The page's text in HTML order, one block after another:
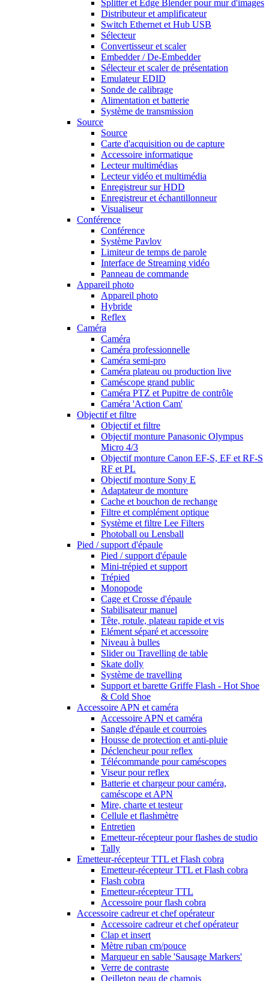
Splitter et Edge Blender pour mur d'images
Distributeur et amplificateur
Switch Ethernet et Hub USB
Sélecteur
Convertisseur et scaler
Embedder / De-Embedder
Sélecteur et scaler de présentation
Emulateur EDID
Sonde de calibrage
Alimentation et batterie
Système de transmission
Source
Source
Carte d'acquisition ou de capture
Accessoire informatique
Lecteur multimédias
Lecteur vidéo et multimédia
Enregistreur sur HDD
Enregistreur et échantillonneur
Visualiseur
Conférence
Conférence
Système Pavlov
Limiteur de temps de parole
Interface de Streaming vidéo
Panneau de commande
Appareil photo
Appareil photo
Hybride
Reflex
Caméra
Caméra
Caméra professionnelle
Caméra semi-pro
Caméra plateau ou production live
Caméscope grand public
Caméra PTZ et Pupitre de contrôle
Caméra 'Action Cam'
Objectif et filtre
Objectif et filtre
Objectif monture Panasonic Olympus
Micro 4/3
Objectif monture Canon EF-S, EF et RF-S
RF et PL
Objectif monture Sony E
Adaptateur de monture
Cache et bouchon de rechange
Filtre et complément optique
Système et filtre Lee Filters
Photoball ou Lensball
Pied / support d'épaule
Pied / support d'épaule
Mini-trépied et support
Trépied
Monopode
Cage et Crosse d'épaule
Stabilisateur manuel
Tête, rotule, plateau rapide et vis
Elément séparé et accessoire
Niveau à bulles
Slider ou Travelling de table
Skate dolly
Système de travelling
Support et barette Griffe Flash - Hot Shoe
& Cold Shoe
Accessoire APN et caméra
Accessoire APN et caméra
Sangle d'épaule et courroies
Housse de protection et anti-pluie
Déclencheur pour reflex
Télécommande pour caméscopes
Viseur pour reflex
Batterie et chargeur pour caméra,
caméscope et APN
Mire, charte et testeur
Cellule et flashmètre
Entretien
Emetteur-récepteur pour flashes de studio
Tally
Emetteur-récepteur TTL et Flash cobra
Emetteur-récepteur TTL et Flash cobra
Flash cobra
Emetteur-récepteur TTL
Accessoire pour flash cobra
Accessoire cadreur et chef opérateur
Accessoire cadreur et chef opérateur
Clap et insert
Mètre ruban cm/pouce
Marqueur en sable 'Sausage Markers'
Verre de contraste
Oeilleton peau de chamois